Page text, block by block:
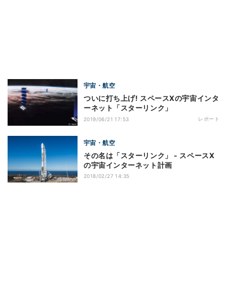
宇宙・航空
ついに打ち上げ! スペースXの宇宙インタ
ーネット「スターリンク」
2019/06/21 17:53 レポート
宇宙・航空
その名は「スターリンク」 - スペースX
の宇宙インターネット計画
2018/02/27 14:35